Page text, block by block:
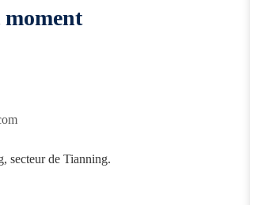
moment
secteur de Tianning.